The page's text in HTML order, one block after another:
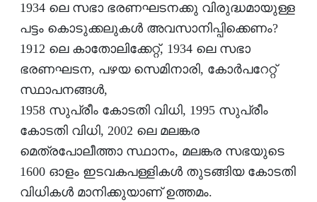
1934 ലെ സഭാ ഭരണഘടനക്കു വിരുദ്ധമായുള്ള
പട്ടം കൊടുക്കലുകള്‍ അവസാനിപ്പിക്കെണം?
1912 ലെ കാതോലിക്കേറ്റ്, 1934 ലെ സഭാ
ഭരണഘടന, പഴയ സെമിനാരി, കോര്‍പറേറ്റ്
സ്ഥാപനങ്ങള്‍,
1958 സുപ്രീം കോടതി വിധി, 1995 സുപ്രീം
കോടതി വിധി, 2002 ലെ മലങ്കര
മെത്രപോലീത്താ സ്ഥാനം, മലങ്കര സഭയുടെ
1600 ഓളം ഇടവകപള്ളികള്‍ തുടങ്ങിയ കോടതി
വിധികള്‍ മാനിക്കുയാണ് ഉത്തമം.